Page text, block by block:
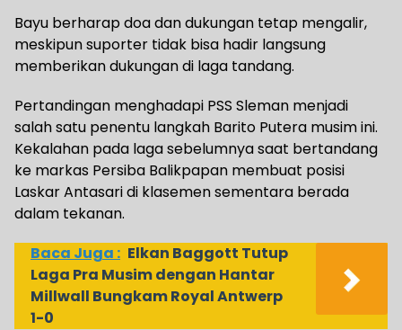
Bayu berharap doa dan dukungan tetap mengalir,
meskipun suporter tidak bisa hadir langsung
memberikan dukungan di laga tandang.
Pertandingan menghadapi PSS Sleman menjadi
salah satu penentu langkah Barito Putera musim ini.
Kekalahan pada laga sebelumnya saat bertandang
ke markas Persiba Balikpapan membuat posisi
Laskar Antasari di klasemen sementara berada
dalam tekanan.
Baca Juga : Elkan Baggott Tutup
Laga Pra Musim dengan Hantar
Millwall Bungkam Royal Antwerp
1-0